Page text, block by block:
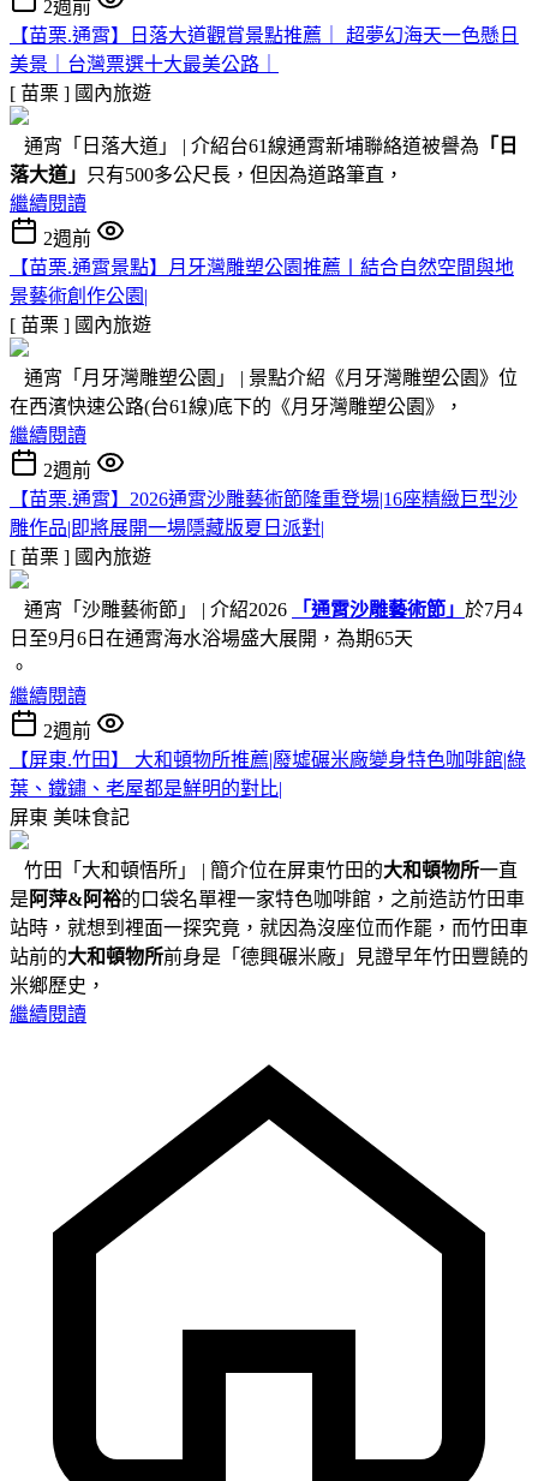
2週前
【苗栗.通霄】日落大道觀賞景點推薦｜ 超夢幻海天一色懸日
美景｜台灣票選十大最美公路｜
[ 苗栗 ] 國內旅遊
通宵「日落大道」 | 介紹台61線通霄新埔聯絡道被譽為 「日
落大道」
只有500多公尺長，但因為道路筆直，
繼續閱讀
2週前
【苗栗.通霄景點】月牙灣雕塑公園推薦〡結合自然空間與地
景藝術創作公園|
[ 苗栗 ] 國內旅遊
通宵「月牙灣雕塑公園」 | 景點介紹《月牙灣雕塑公園》位
在西濱快速公路(台61線)底下的《月牙灣雕塑公園》，
繼續閱讀
2週前
【苗栗.通霄】2026通霄沙雕藝術節隆重登場|16座精緻巨型沙
雕作品|即將展開一場隱藏版夏日派對|
[ 苗栗 ] 國內旅遊
通宵「沙雕藝術節」 | 介紹2026 「通霄沙雕藝術節」 於7月4
日至9月6日在通霄海水浴場盛大展開，為期65天
。
繼續閱讀
2週前
【屏東.竹田】 大和頓物所推薦|廢墟碾米廠變身特色咖啡館|綠
葉、鐵鏽、老屋都是鮮明的對比|
屏東 美味食記
竹田「大和頓悟所」 | 簡介位在屏東竹田的大和頓物所一直
是 阿萍&阿裕的口袋名單裡一家特色咖啡館，之前造訪竹田車
站時，就想到裡面一探究竟，就因為沒座位而作罷，而竹田車
站前的大和頓物所前身是「德興碾米廠」見證早年竹田豐饒的
米鄉歷史，
繼續閱讀